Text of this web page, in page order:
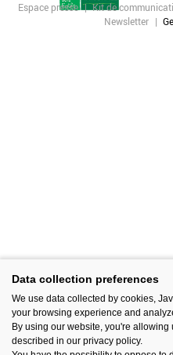
Espace presse Kit de
Newsletter
Data collection preferences
We use data collected by cookies,
your browsing experience and
By using our website, you're
described in our privacy policy.